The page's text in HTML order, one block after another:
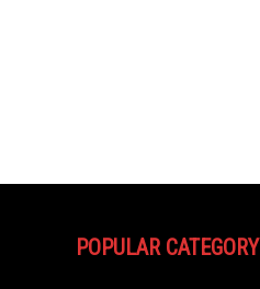
POPULAR CATEGORY